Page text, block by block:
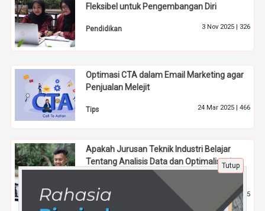
Fleksibel untuk Pengembangan Diri
Pendidikan 3 Nov 2025 | 326
Optimasi CTA dalam Email Marketing agar
Penjualan Melejit
Tips 24 Mar 2025 | 466
Apakah Jurusan Teknik Industri Belajar
Tentang Analisis Data dan Optimalisasi
Pendidikan 15 Des 2025 |465
Tutup